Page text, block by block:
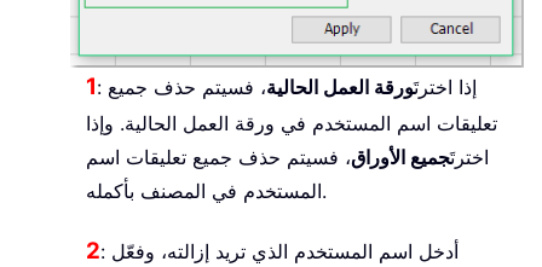
1 : إذا اخترتَورقة العمل الحالية، فسيتم حذف جميع
تعليقات اسم المستخدم في ورقة العمل الحالية. وإذا
اخترتَجميع الأوراق، فسيتم حذف جميع تعليقات اسم
المستخدم في المصنف بأكمله.
2: أدخل اسم المستخدم الذي تريد إزالته، وفعّل